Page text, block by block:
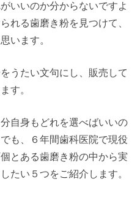
いいのか分からないですよ
れる歯磨き粉を見つけて、
います。
うたい文句にし、販売して
す。
自身もどれを選べばいいの
も、６年間歯科医院で現役
とある歯磨き粉の中から実
たい５つをご紹介します。